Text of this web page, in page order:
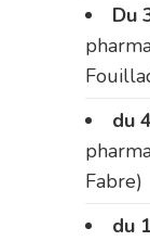
Du
du
Fabre)
du